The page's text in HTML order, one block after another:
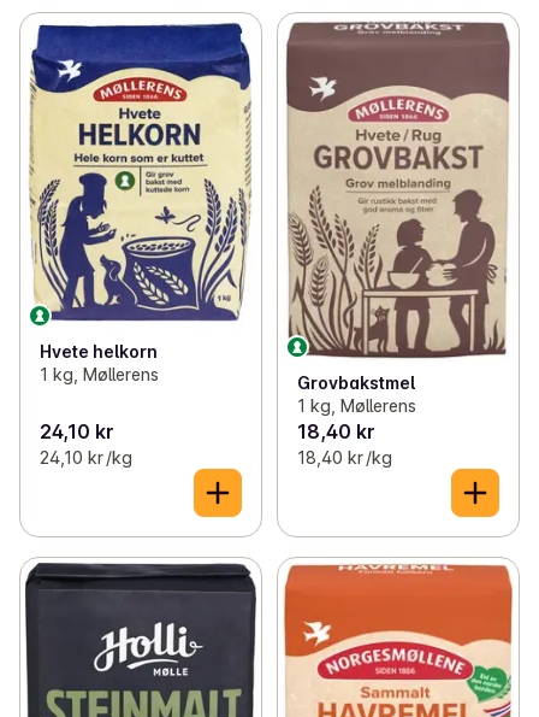
Hvete helkorn
1 kg, Møllerens
24,10 kr
24,10 kr /kg
Grovbakstmel
1 kg, Møllerens
18,40 kr
18,40 kr /kg